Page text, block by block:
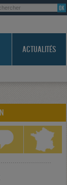
ACTUALITÉS